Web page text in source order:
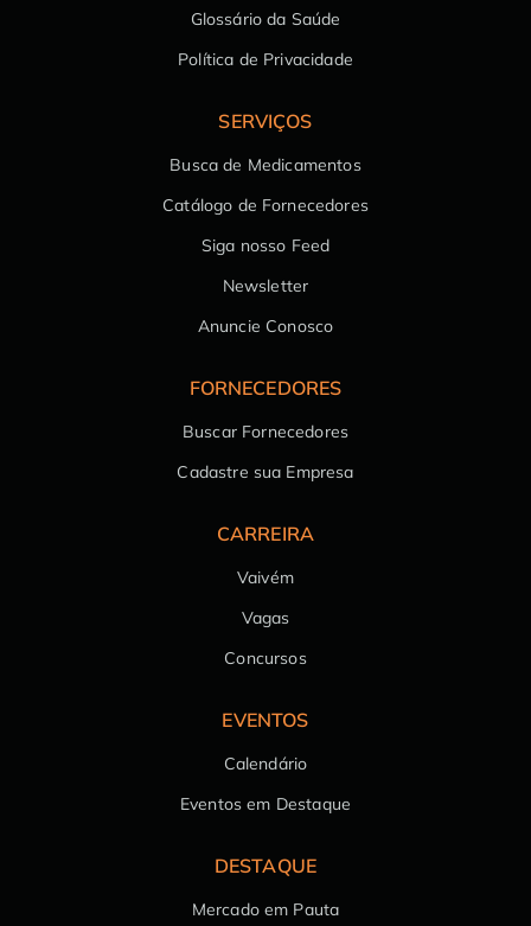
Glossário da Saúde
Política de Privacidade
SERVIÇOS
Busca de Medicamentos
Catálogo de Fornecedores
Siga nosso Feed
Newsletter
Anuncie Conosco
FORNECEDORES
Buscar Fornecedores
Cadastre sua Empresa
CARREIRA
Vaivém
Vagas
Concursos
EVENTOS
Calendário
Eventos em Destaque
DESTAQUE
Mercado em Pauta